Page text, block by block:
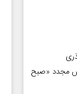
مجدد «صبح